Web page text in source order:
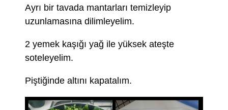
Ayrı bir tavada mantarları temizleyip
uzunlamasına dilimleyelim.
2 yemek kaşığı yağ ile yüksek ateşte
soteleyelim.
Piştiğinde altını kapatalım.